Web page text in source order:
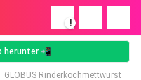
!
herunter 📲
GLOBUS Rinderkochmettwurst